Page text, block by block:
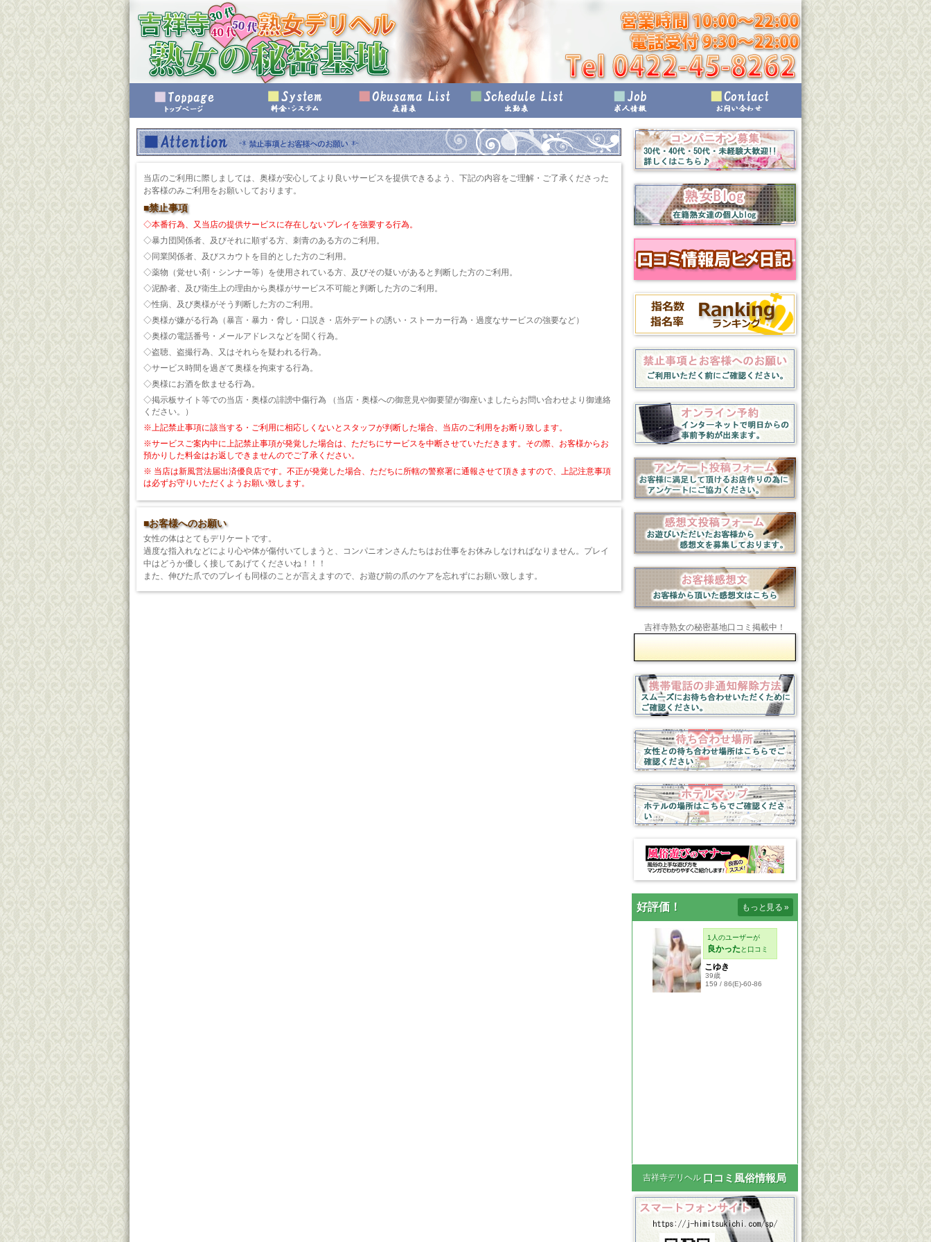
当店のご利用に際しましては、奥様が安心してより良いサービスを提供できるよう、下記の内容をご理解・ご了承くださった
お客様のみご利用をお願いしております。
■禁止事項
◇本番行為、又当店の提供サービスに存在しないプレイを強要する行為。
◇暴力団関係者、及びそれに順ずる方、刺青のある方のご利用。
◇同業関係者、及びスカウトを目的とした方のご利用。
◇薬物（覚せい剤・シンナー等）を使用されている方、及びその疑いがあると判断した方のご利用。
◇泥酔者、及び衛生上の理由から奥様がサービス不可能と判断した方のご利用。
◇性病、及び奥様がそう判断した方のご利用。
◇奥様が嫌がる行為（暴言・暴力・脅し・口説き・店外デートの誘い・ストーカー行為・過度なサービスの強要など）
◇奥様の電話番号・メールアドレスなどを聞く行為。
◇盗聴、盗撮行為、又はそれらを疑われる行為。
◇サービス時間を過ぎて奥様を拘束する行為。
◇奥様にお酒を飲ませる行為。
◇掲示板サイト等での当店・奥様の誹謗中傷行為 （当店・奥様への御意見や御要望が御座いましたらお問い合わせより御連絡
ください。）
※上記禁止事項に該当する・ご利用に相応しくないとスタッフが判断した場合、当店のご利用をお断り致します。
※サービスご案内中に上記禁止事項が発覚した場合は、ただちにサービスを中断させていただきます。その際、お客様からお
預かりした料金はお返しできませんのでご了承ください。
※ 当店は新風営法届出済優良店です。不正が発覚した場合、ただちに所轄の警察署に通報させて頂きますので、上記注意事項
は必ずお守りいただくようお願い致します。
■お客様へのお願い
女性の体はとてもデリケートです。
過度な指入れなどにより心や体が傷付いてしまうと、コンパニオンさんたちはお仕事をお休みしなければなりません。プレイ
中はどうか優しく接してあげてくださいね！！！
また、伸びた爪でのプレイも同様のことが言えますので、お遊び前の爪のケアを忘れずにお願い致します。
吉祥寺熟女の秘密基地口コミ掲載中！
好評価！ もっと見る »
吉祥寺デリヘル 口コミ風俗情報局